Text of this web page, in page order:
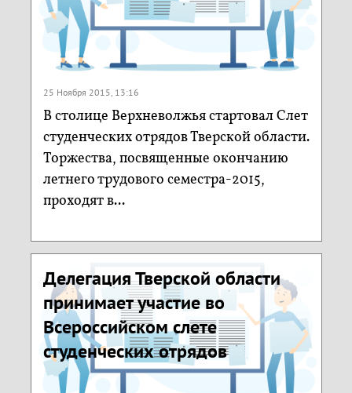
25 Ноября 2015, 13:16
В столице Верхневолжья стартовал Слет
студенческих отрядов Тверской области.
Торжества, посвященные окончанию
летнего трудового семестра-2015,
проходят в...
Делегация Тверской области
принимает участие во
Всероссийском слете
студенческих отрядов